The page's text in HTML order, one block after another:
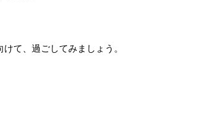
て、過ごしてみましょう。